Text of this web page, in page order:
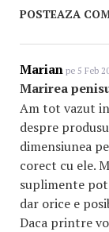
POSTEAZA
Marian pe 5 Feb
Marirea
Am tot vazut
despre
dimensiunea
corect cu ele.
suplimente pot
dar orice e
Daca printre